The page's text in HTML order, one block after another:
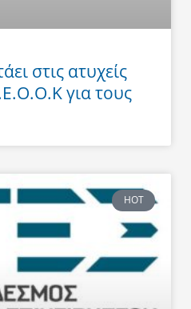
στις ατυχείς
για τους
HOT